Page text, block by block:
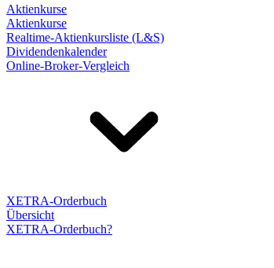
Aktienkurse
Aktienkurse
Realtime-Aktienkursliste (L&S)
Dividendenkalender
Online-Broker-Vergleich
XETRA-Orderbuch
Übersicht
XETRA-Orderbuch?